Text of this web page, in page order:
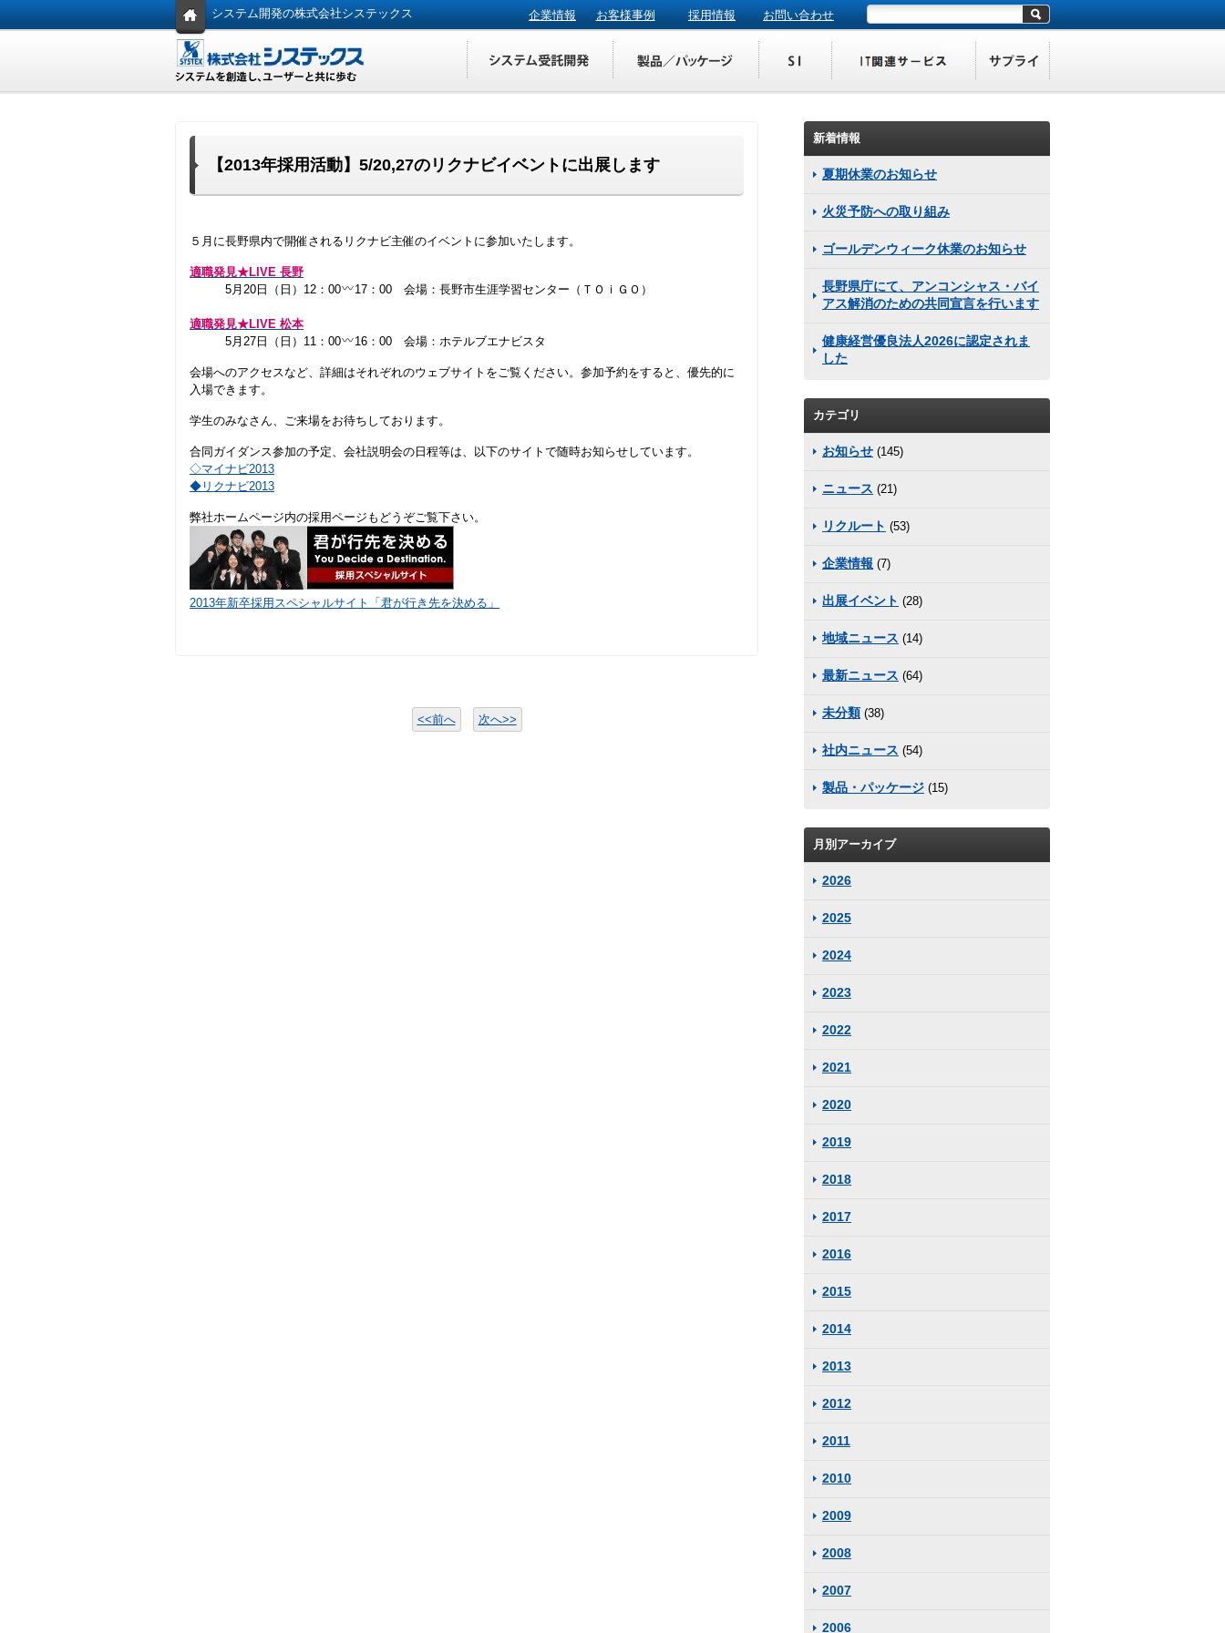
システム開発の株式会社システックス 企業情報 お客様事例 採用情報 お問い合わせ
【2013年採用活動】5/20,27のリクナビイベントに出展します
５月に長野県内で開催されるリクナビ主催のイベントに参加いたします。
適職発見★LIVE 長野
5月20日（日）12：00
17：00 会場：長野市生涯学習センター（ＴＯｉＧＯ）
適職発見★LIVE 松本
5月27日（日）11：00
16：00 会場：ホテルブエナビスタ
会場へのアクセスなど、詳細はそれぞれのウェブサイトをご覧ください。参加予約をすると、優先的に
入場できます。
学生のみなさん、ご来場をお待ちしております。
合同ガイダンス参加の予定、会社説明会の日程等は、以下のサイトで随時お知らせしています。
◇マイナビ2013
◆リクナビ2013
弊社ホームページ内の採用ページもどうぞご覧下さい。
2013年新卒採用スペシャルサイト「君が行き先を決める」
<<前へ 次へ>>
新着情報
夏期休業のお知らせ
火災予防への取り組み
ゴールデンウィーク休業のお知らせ
長野県庁にて、アンコンシャス・バイ
アス解消のための共同宣言を行います
健康経営優良法人2026に認定されま
した
カテゴリ
お知らせ (145)
ニュース (21)
リクルート (53)
企業情報 (7)
出展イベント (28)
地域ニュース (14)
最新ニュース (64)
未分類 (38)
社内ニュース (54)
製品・パッケージ (15)
月別アーカイブ
2026
2025
2024
2023
2022
2021
2020
2019
2018
2017
2016
2015
2014
2013
2012
2011
2010
2009
2008
2007
2006